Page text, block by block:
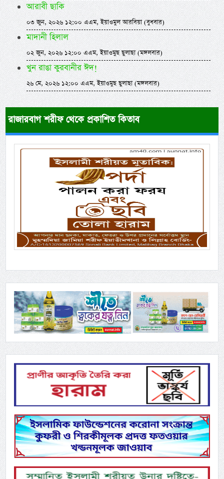
আরাবী ছাকি
০৩ জুন, ২০২৬ ১২:০০ এএম, ইয়াওমুল আরবিয়া (বুধবার)
মাদানী হিলাল
০২ জুন, ২০২৬ ১২:০০ এএম, ইয়াওমুছ ছুলাছা (মঙ্গলবার)
খুন রাঙা কুরবানীর ঈদ!
২৬ মে, ২০২৬ ১২:০০ এএম, ইয়াওমুছ ছুলাছা (মঙ্গলবার)
রাজারবাগ শরীফ থেকে প্রকাশিত কিতাব